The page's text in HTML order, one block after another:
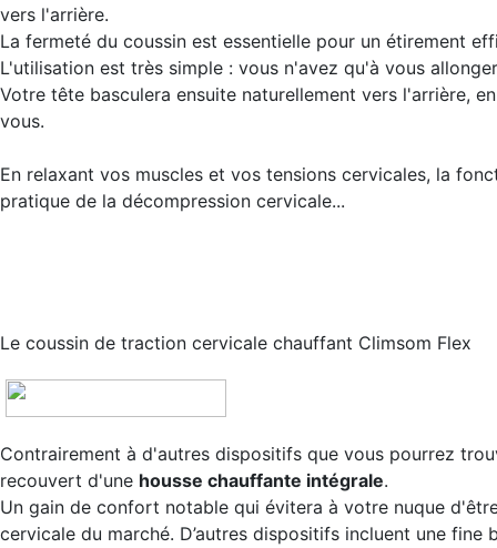
vers l'arrière.
La fermeté du coussin est essentielle pour un étirement
L'utilisation est très simple : vous n'avez qu'à vous
Votre tête basculera ensuite naturellement vers l'arrière,
vous.
En relaxant vos muscles et vos tensions cervicales, la
pratique de la décompression cervicale...
Le coussin de traction cervicale chauffant Climsom Flex
Contrairement à d'autres dispositifs que vous pourrez
recouvert d'une housse chauffante intégrale.
Un gain de confort notable qui évitera à votre nuque
cervicale du marché. D’autres dispositifs incluent une